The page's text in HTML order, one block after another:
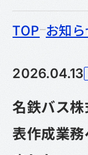
TOP お知ら
2026.04.13
名鉄バス
表作成業